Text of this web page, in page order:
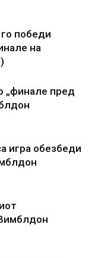
победи
на
„финале пред
игра обезбеди